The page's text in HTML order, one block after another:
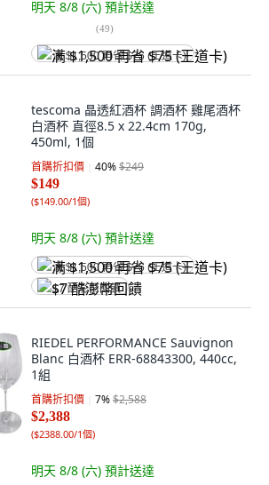
明天 8/8 (六) 預計送達
(49)
满 $1,500 再省 $75 (王道卡)
tescoma 晶透紅酒杯 調酒杯 雞尾酒杯
白酒杯 直徑8.5 x 22.4cm 170g,
450ml, 1個
首購折扣價 40%$249
$149
($149.00/1個)
明天 8/8 (六) 預計送達
满 $1,500 再省 $75 (王道卡)
$7 酷澎幣回饋
RIEDEL PERFORMANCE Sauvignon
Blanc 白酒杯 ERR-68843300, 440cc,
1組
首購折扣價 7%$2,588
$2,388
($2388.00/1個)
明天 8/8 (六) 預計送達